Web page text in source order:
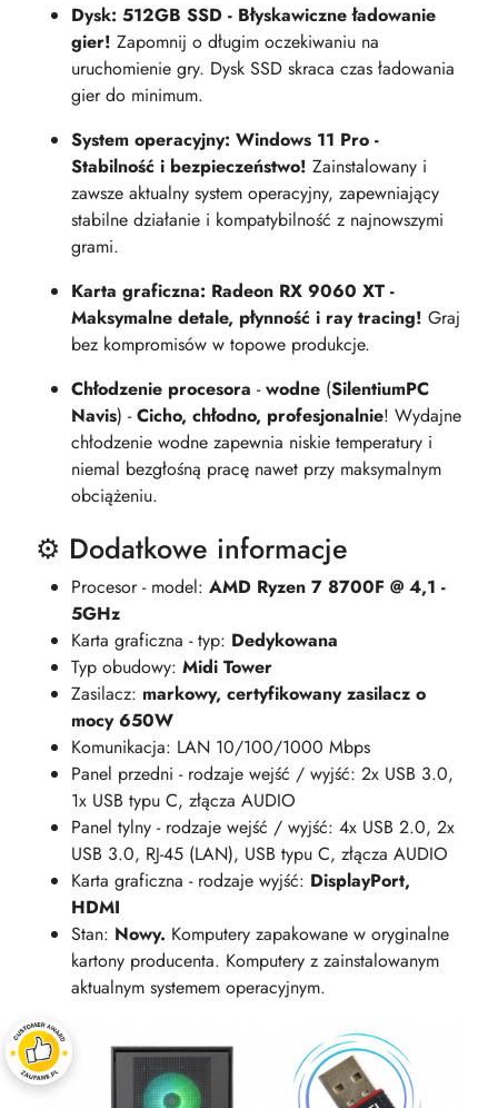
Dysk: 512GB SSD - Błyskawiczne ładowanie
gier! Zapomnij o długim oczekiwaniu na
uruchomienie gry. Dysk SSD skraca czas ładowania
gier do minimum.
System operacyjny: Windows 11 Pro -
Stabilność i bezpieczeństwo! Zainstalowany i
zawsze aktualny system operacyjny, zapewniający
stabilne działanie i kompatybilność z najnowszymi
grami.
Karta graficzna: Radeon RX 9060 XT -
Maksymalne detale, płynność i ray tracing! Graj
bez kompromisów w topowe produkcje.
Chłodzenie procesora -wodne (SilentiumPC
Navis) -Cicho, chłodno, profesjonalnie! Wydajne
chłodzenie wodne zapewnia niskie temperatury i
niemal bezgłośną pracę nawet przy maksymalnym
obciążeniu.
⚙️ Dodatkowe informacje
Procesor - model: AMD Ryzen 7 8700F @ 4,1 -
5GHz
Karta graficzna - typ: Dedykowana
Typ obudowy: Midi Tower
Zasilacz: markowy, certyfikowany zasilacz o
mocy 650W
Komunikacja: LAN 10/100/1000 Mbps
Panel przedni - rodzaje wejść / wyjść: 2x USB 3.0,
1x USB typu C, złącza AUDIO
Panel tylny - rodzaje wejść / wyjść: 4x USB 2.0, 2x
USB 3.0, RJ-45 (LAN), USB typu C, złącza AUDIO
Karta graficzna - rodzaje wyjść: DisplayPort,
HDMI
Stan: Nowy. Komputery zapakowane w oryginalne
kartony producenta. Komputery z zainstalowanym
aktualnym systemem operacyjnym.